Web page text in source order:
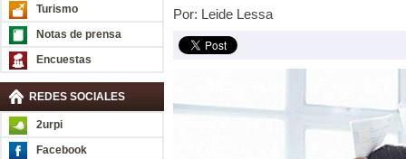
Turismo
Notas de prensa
Encuestas
REDES SOCIALES
2urpi
Facebook
Por: Leide Lessa